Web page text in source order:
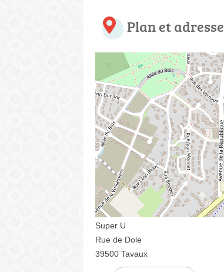
Plan et adresse
Super U
Rue de Dole
39500 Tavaux